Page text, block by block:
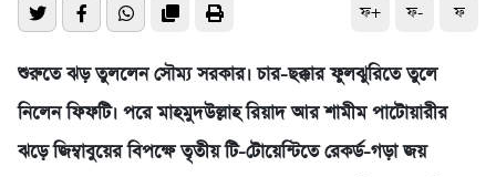
ফ+ ফ- ফ
শুরুতে ঝড় তুললেন সৌম্য সরকার। চার-ছক্কার ফুলঝুরিতে তুলে
নিলেন ফিফটি। পরে মাহমুদউল্লাহ রিয়াদ আর শামীম পাটোয়ারীর
ঝড়ে জিম্বাবুয়ের বিপক্ষে তৃতীয় টি-টোয়েন্টিতে রেকর্ড-গড়া জয়